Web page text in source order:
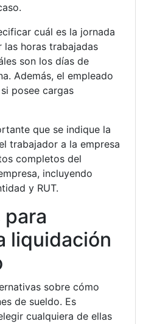
cuál es la jornada
horas trabajadas
son los días de
Además, el empleado
posee cargas
que se indique la
trabajador a la empresa
completos del
incluyendo
y RUT.
liquidación
sobre cómo
de sueldo. Es
cualquiera de ellas